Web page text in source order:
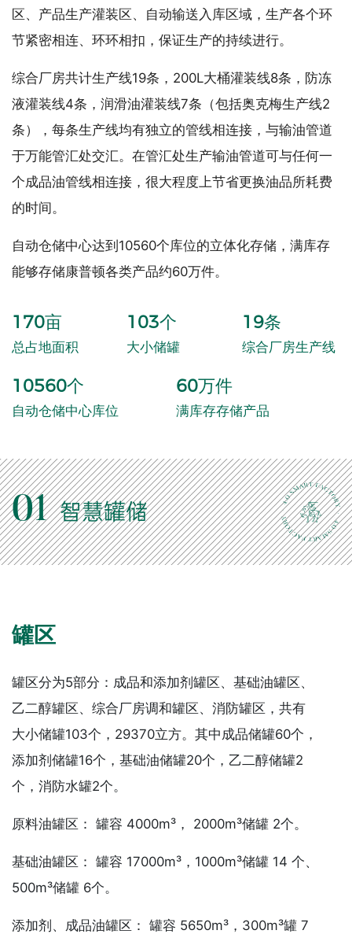
区、产品生产灌装区、自动输送入库区域，生产各个环
节紧密相连、环环相扣，保证生产的持续进行。
综合厂房共计生产线19条，200L大桶灌装线8条，防冻
液灌装线4条，润滑油灌装线7条（包括奥克梅生产线2
条），每条生产线均有独立的管线相连接，与输油管道
于万能管汇处交汇。在管汇处生产输油管道可与任何一
个成品油管线相连接，很大程度上节省更换油品所耗费
的时间。
自动仓储中心达到10560个库位的立体化存储，满库存
能够存储康普顿各类产品约60万件。
170亩
总占地面积
103个
大小储罐
19条
综合厂房生产线
10560个
自动仓储中心库位
60万件
满库存存储产品
01 智慧罐储
罐区
罐区分为5部分：成品和添加剂罐区、基础油罐区、
乙二醇罐区、综合厂房调和罐区、消防罐区，共有
大小储罐103个，29370立方。其中成品储罐60个，
添加剂储罐16个，基础油储罐20个，乙二醇储罐2
个，消防水罐2个。
原料油罐区： 罐容 4000m³， 2000m³储罐 2个。
基础油罐区： 罐容 17000m³，1000m³储罐 14 个、
500m³储罐 6个。
添加剂、成品油罐区： 罐容 5650m³，300m³罐 7